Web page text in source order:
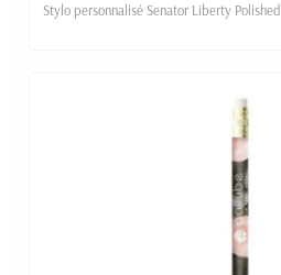
Stylo personnalisé Senator Liberty Polished